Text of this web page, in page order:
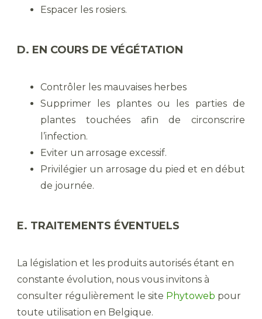
Espacer les rosiers.
D. EN COURS DE VÉGÉTATION
Contrôler les mauvaises herbes
Supprimer les plantes ou les parties de
plantes touchées afin de circonscrire
l’infection.
Eviter un arrosage excessif.
Privilégier un arrosage du pied et en début
de journée.
E. TRAITEMENTS ÉVENTUELS
La législation et les produits autorisés étant en
constante évolution, nous vous invitons à
consulter régulièrement le site Phytoweb pour
toute utilisation en Belgique.